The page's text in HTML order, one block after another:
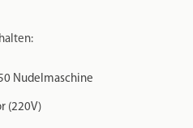
Nudelmaschine
(220V)